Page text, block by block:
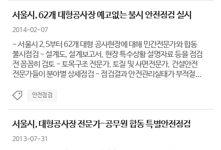
서울시, 62개 대형공사장 예고없는 불시 안전점검 실시
2014-02-07
- 서울시 2.5부터 62개 대형 공사현장에 대해 민간전문가와 합동
불시점검 - 설계도, 설계보고서, 현장 특수상황 설명자료 등을 점검
전 꼼꼼히 검토 - 토목구조 전문가, 토질 및 사면전문가, 건설안전
전문가들이 분야별 상세점검 - 점검결과 안전관리실태가 부적절...
안전점검
서울시, 대형공사장 전문가-공무원 합동 특별안전점검
2013-07-31